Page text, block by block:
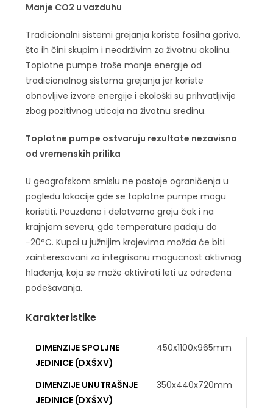
Manje CO2 u vazduhu
Tradicionalni sistemi grejanja koriste fosilna goriva,
što ih čini skupim i neodrživim za životnu okolinu.
Toplotne pumpe troše manje energije od
tradicionalnog sistema grejanja jer koriste
obnovljive izvore energije i ekološki su prihvatljivije
zbog pozitivnog uticaja na životnu sredinu.
Toplotne pumpe ostvaruju rezultate nezavisno
od vremenskih prilika
U geografskom smislu ne postoje ograničenja u
pogledu lokacije gde se toplotne pumpe mogu
koristiti. Pouzdano i delotvorno greju čak i na
krajnjem severu, gde temperature padaju do
−20°C. Kupci u južnijim krajevima možda će biti
zainteresovani za integrisanu mogucnost aktivnog
hlađenja, koja se može aktivirati leti uz određena
podešavanja.
Karakteristike
DIMENZIJE SPOLJNE
JEDINICE (DXŠXV)
450x1100x965mm
DIMENZIJE UNUTRAŠNJE
JEDINICE (DXŠXV)
350x440x720mm